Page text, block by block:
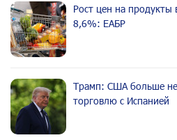
Рост цен на продукты
8,6%: ЕАБР
Трамп: США больше
торговлю с Испанией